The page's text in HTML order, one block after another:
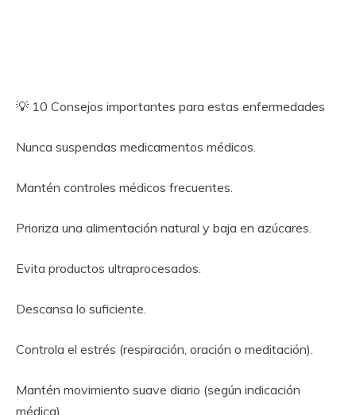
💡 10 Consejos importantes para estas enfermedades
Nunca suspendas medicamentos médicos.
Mantén controles médicos frecuentes.
Prioriza una alimentación natural y baja en azúcares.
Evita productos ultraprocesados.
Descansa lo suficiente.
Controla el estrés (respiración, oración o meditación).
Mantén movimiento suave diario (según indicación
médica).